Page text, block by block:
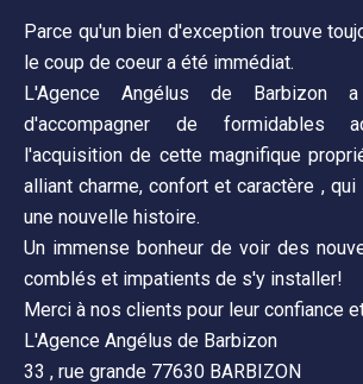
Parce qu'un bien d'exception trouve
le coup de coeur a été immédiat.
L'Agence Angélus de
d'accompagner de formidables
l'acquisition de cette magnifique
alliant charme, confort et caractère ,
une nouvelle histoire.
Un immense bonheur de voir des
comblés et impatients de s'y installer!
Merci à nos clients pour leur confiance
L'Agence Angélus de Barbizon
33 , rue grande 77630 BARBIZON